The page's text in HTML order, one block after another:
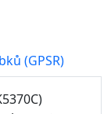
(GPSR)